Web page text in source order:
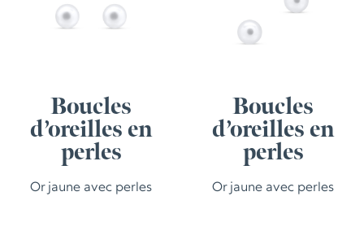
Boucles
d’oreilles en
perles
Or jaune avec perles
Boucles
d’oreilles en
perles
Or jaune avec perles